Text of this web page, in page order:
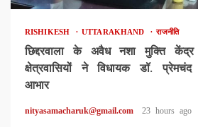
RISHIKESH UTTARAKHAND राजनीति
छिद्दरवाला के अवैध नशा मुक्ति
क्षेत्रवासियों ने विधायक डॉ.
आभार
nityasamacharuk@gmail.com 23 hours ago